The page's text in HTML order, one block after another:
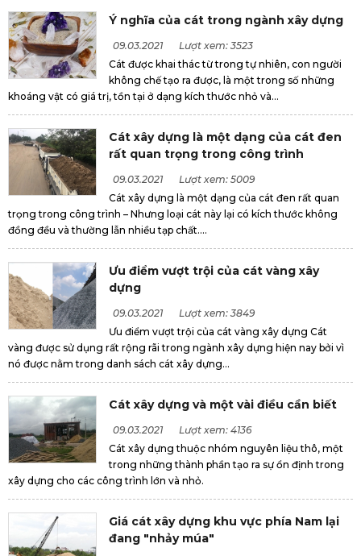
Ý nghĩa của cát trong ngành xây dựng
09.03.2021
Lượt xem: 3523
Cát được khai thác từ trong tự nhiên, con người
không chế tạo ra được, là một trong số những
khoáng vật có giá trị, tồn tại ở dạng kích thước nhỏ và...
Cát xây dựng là một dạng của cát đen
rất quan trọng trong công trình
09.03.2021
Lượt xem: 5009
Cát xây dựng là một dạng của cát đen rất quan
trọng trong công trình – Nhưng loại cát này lại có kích thước không
đồng đều và thường lẫn nhiều tạp chất....
Ưu điểm vượt trội của cát vàng xây
dựng
09.03.2021
Lượt xem: 3849
Ưu điểm vượt trội của cát vàng xây dựng Cát
vàng được sử dụng rất rộng rãi trong ngành xây dựng hiện nay bởi vì
nó được nằm trong danh sách cát xây dựng...
Cát xây dựng và một vài điều cần biết
09.03.2021
Lượt xem: 4136
Cát xây dựng thuộc nhóm nguyên liệu thô, một
trong những thành phần tạo ra sự ổn định trong
xây dựng cho các công trình lớn và nhỏ.
Giá cát xây dựng khu vực phía Nam lại
đang "nhảy múa"